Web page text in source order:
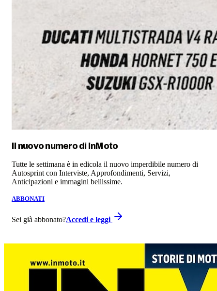
Il nuovo numero di InMoto
Tutte le settimana è in edicola il nuovo imperdibile numero di
Autosprint con Interviste, Approfondimenti, Servizi,
Anticipazioni e immagini bellissime.
ABBONATI
Sei già abbonato?Accedi e leggi